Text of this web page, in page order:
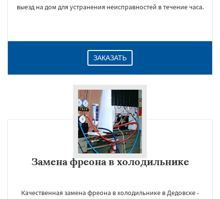
выезд на дом для устранения неисправностей в течение часа.
ЗАКАЗАТЬ
Замена фреона в холодильнике
Качественная замена фреона в холодильнике в Дедовске -
×
Даю согласие на обработку персональных данных